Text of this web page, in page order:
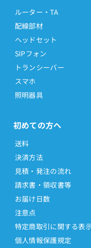
ルーター・TA
配線部材
ヘッドセット
SIPフォン
トランシーバー
スマホ
照明器具
初めての方へ
送料
決済方法
見積・発注の流れ
請求書・領収書等
お届け日数
注意点
特定商取引に関する表
個人情報保護規定